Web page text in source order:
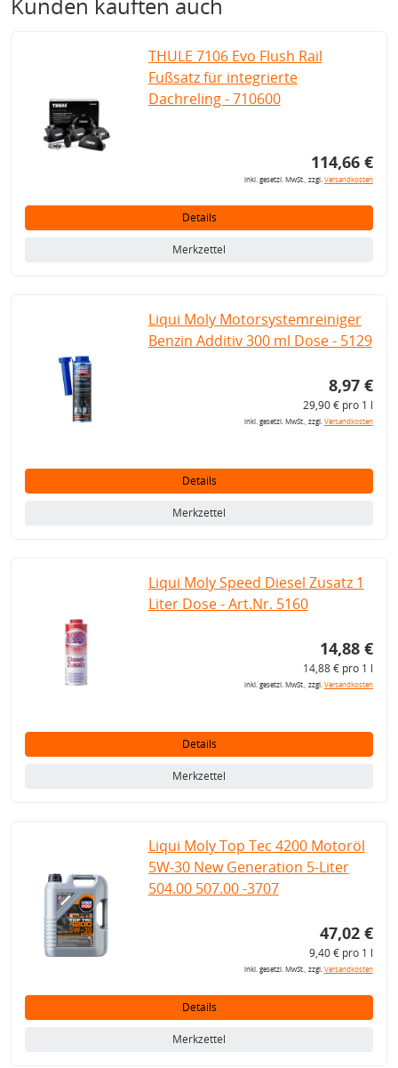
Kunden kauften auch
THULE 7106 Evo Flush Rail
Fußsatz für integrierte
Dachreling - 710600
114,66 €
inkl. gesetzl. MwSt., zzgl.Versandkosten
Details
Merkzettel
Liqui Moly Motorsystemreiniger
Benzin Additiv 300 ml Dose - 5129
8,97 €
29,90 € pro 1 l
inkl. gesetzl. MwSt., zzgl.Versandkosten
Details
Merkzettel
Liqui Moly Speed Diesel Zusatz 1
Liter Dose - Art.Nr. 5160
14,88 €
14,88 € pro 1 l
inkl. gesetzl. MwSt., zzgl.Versandkosten
Details
Merkzettel
Liqui Moly Top Tec 4200 Motoröl
5W-30 New Generation 5-Liter
504.00 507.00 -3707
47,02 €
9,40 € pro 1 l
inkl. gesetzl. MwSt., zzgl.Versandkosten
Details
Merkzettel